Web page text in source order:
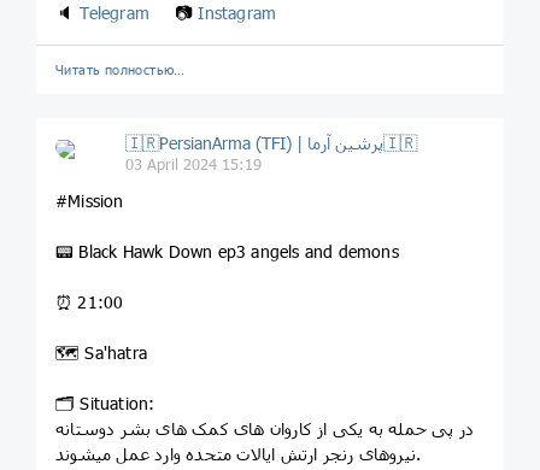
🔈Telegram 📷Instagram
Читать полностью…
🇮🇷PersianArma (TFI) | پرشین آرما🇮🇷
03 April 2024 15:19
#Mission
📟 Black Hawk Down ep3 angels and demons
⏰ 21:00
🗺 Sa'hatra
🗂 Situation:
در پی حمله به یکی از کاروان های کمک های بشر دوستانه
نیروهای رنجر ارتش ایالات متحده وارد عمل میشوند.